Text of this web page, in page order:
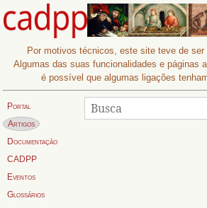
Por motivos técnicos, este site teve de ser
Algumas das suas funcionalidades e páginas
é possível que algumas ligações
Portal
Página actual:
Artigos
Documentação
CADPP
Eventos
Glossários
Busca:
Procurar